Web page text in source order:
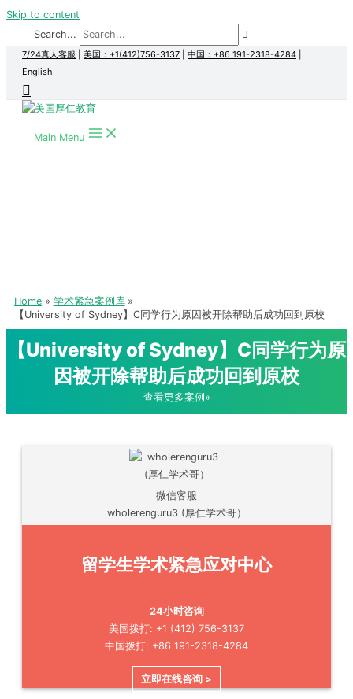
Skip to content
Search...
7/24真人客服 美国：+1(412)756-3137 中国：+86 191-2318-4284
English
Main Menu
Home
学术紧急案例库
【University of Sydney】C同学行为原因被开除帮助后成功回到原校
【University of Sydney】C同学行为原
因被开除帮助后成功回到原校
查看更多案例»
微信客服
wholerenguru3 (厚仁学术哥）
留学生学术紧急应对中心
24小时咨询
美国拨打: +1 (412) 756-3137
中国拨打: +86 191-2318-4284
立即在线咨询 >